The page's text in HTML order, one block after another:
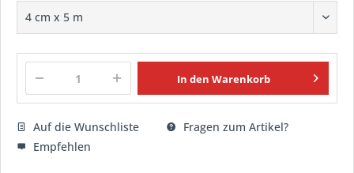
In den Warenkorb
Auf die Wunschliste
Fragen zum Artikel?
Empfehlen